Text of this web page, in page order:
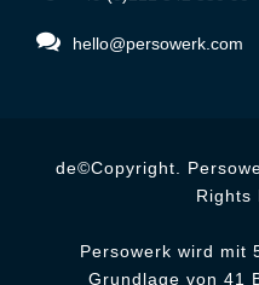
hello@persowerk.com
de©Copyright.
Rights
Persowerk wird mit
Grundlage von 41